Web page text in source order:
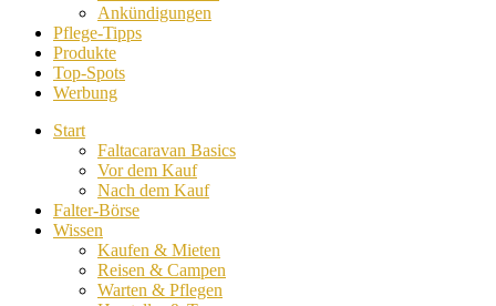
Ankündigungen
Pflege-Tipps
Produkte
Top-Spots
Werbung
Start
Faltacaravan Basics
Vor dem Kauf
Nach dem Kauf
Falter-Börse
Wissen
Kaufen & Mieten
Reisen & Campen
Warten & Pflegen